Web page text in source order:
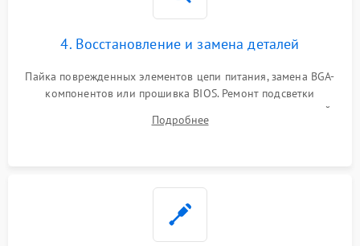
4. Восстановление и замена деталей
Пайка поврежденных элементов цепи питания, замена BGA-
компонентов или прошивка BIOS. Ремонт подсветки
матрицы, замена неисправного накопителя на скоростной
SSD или установка новых модулей памяти.
Подробнее